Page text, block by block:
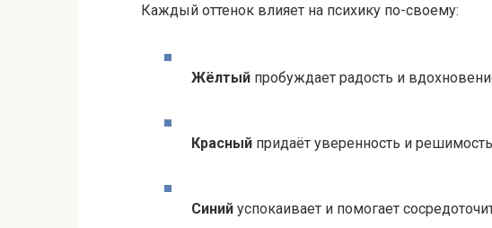
Каждый оттенок влияет на психику по-своему:
Жёлтый пробуждает радость и
Красный придаёт уверенность и
Синий успокаивает и помогает